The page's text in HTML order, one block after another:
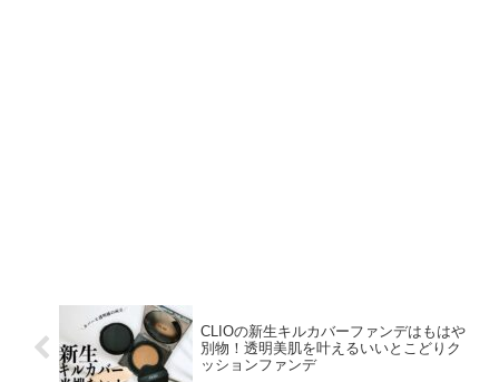
CLIOの新生キルカバーファンデはもはや
別物！透明美肌を叶えるいいとこどりク
ッションファンデ